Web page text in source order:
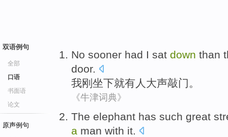
双语例句
全部
口语
书面语
论文
原声例句
No sooner had I sat down than
door.
我刚 坐下就有人 大声敲门。
《牛津词典》
The elephant has such great
a man with it.